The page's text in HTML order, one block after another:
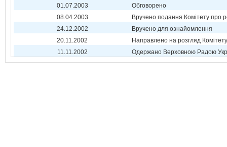
01.07.2003
Обговорено
08.04.2003
Вручено подання Комітету про
24.12.2002
Вручено для ознайомлення
20.11.2002
Направлено на розгляд Комітету
11.11.2002
Одержано Верховною Радою